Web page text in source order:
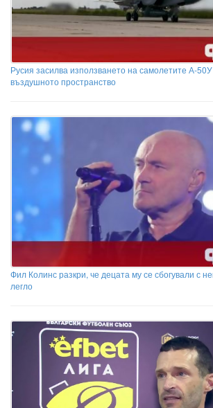
Русия засилва използването на самолетите А-
въздушното пространство
Фил Колинс разкри, че децата му се сбогували с
легло